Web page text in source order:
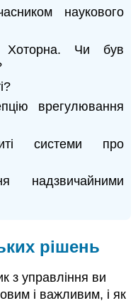
наукового
Хоторна. Чи був
врегулювання
системи про
надзвичайними
рішень
з управління ви
і важливим, і як